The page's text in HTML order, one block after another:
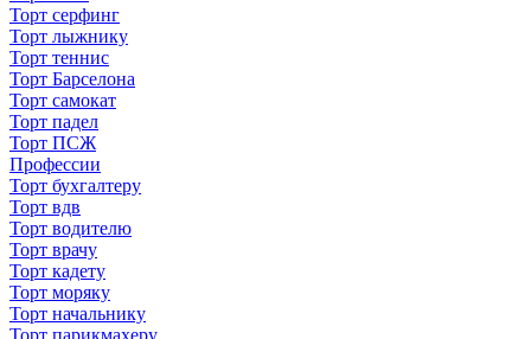
Торт серфинг
Торт лыжнику
Торт теннис
Торт Барселона
Торт самокат
Торт падел
Торт ПСЖ
Профессии
Торт бухгалтеру
Торт вдв
Торт водителю
Торт врачу
Торт кадету
Торт моряку
Торт начальнику
Торт парикмахеру